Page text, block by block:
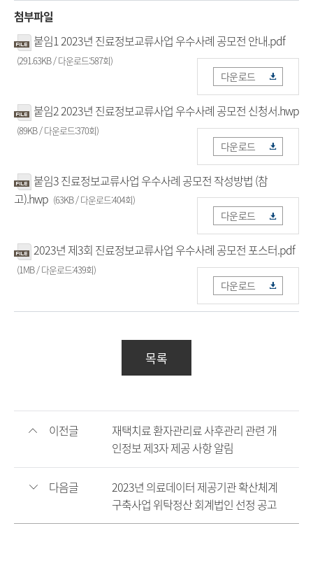
첨부파일
붙임1 2023년 진료정보교류사업 우수사례 공모전 안내.pdf
(291.63KB / 다운로드:587회)
다운로드
붙임2 2023년 진료정보교류사업 우수사례 공모전 신청서.hwp
(89KB / 다운로드:370회)
다운로드
붙임3 진료정보교류사업 우수사례 공모전 작성방법 (참
고).hwp (63KB / 다운로드:404회)
다운로드
2023년 제3회 진료정보교류사업 우수사례 공모전 포스터.pdf
(1MB / 다운로드:439회)
다운로드
목록
이전글
재택치료 환자관리료 사후관리 관련 개
인정보 제3자 제공 사항 알림
다음글
2023년 의료데이터 제공기관 확산체계
구축사업 위탁정산 회계법인 선정 공고